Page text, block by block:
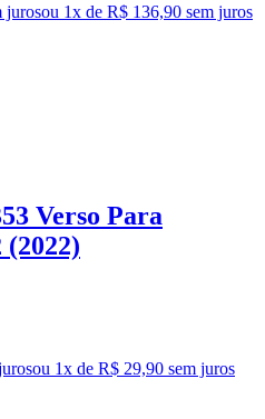
jurosou 1x de R$ 136,90 sem juros
Verso Para
ou 1x de R$ 29,90 sem juros